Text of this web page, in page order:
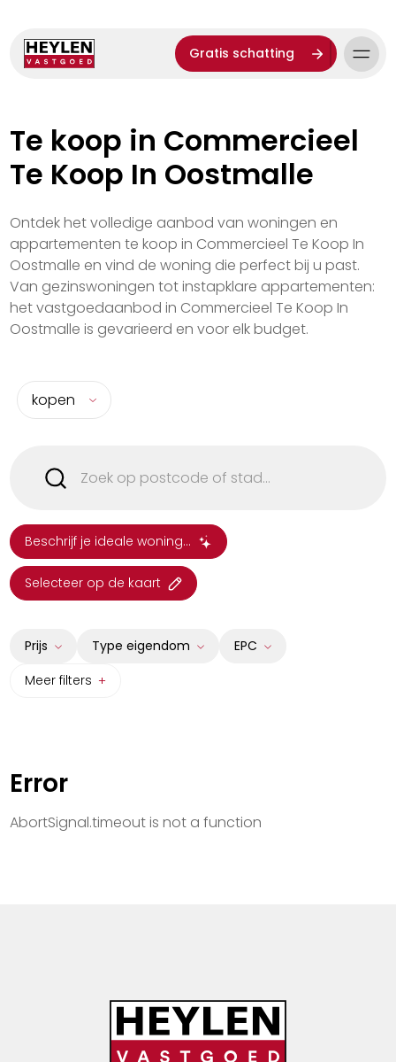
Gratis schatting
Te koop in Commercieel
Te Koop In Oostmalle
Ontdek het volledige aanbod van woningen en
appartementen te koop in Commercieel Te Koop In
Oostmalle en vind de woning die perfect bij u past.
Van gezinswoningen tot instapklare appartementen:
het vastgoedaanbod in Commercieel Te Koop In
Oostmalle is gevarieerd en voor elk budget.
kopen
Beschrijf je ideale woning...
Selecteer op de kaart
Prijs Type eigendom
Opbrengsteigendom
EPC
Meer filters
Error
AbortSignal.timeout is not a function